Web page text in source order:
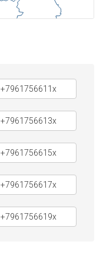
+7961756611x
+7961756613x
+7961756615x
+7961756617x
+7961756619x